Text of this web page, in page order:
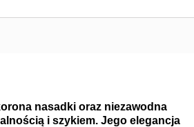
nasadki oraz niezawodna
i szykiem. Jego elegancja